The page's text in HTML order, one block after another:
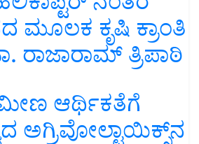
ಕೃಷಿ ಕ್ರಾಂತಿ
ರಾಜಾರಾಮ್ ತ್ರಿಪಾಠಿ
ಆರ್ಥಿಕತೆಗೆ
ಅಗ್ರಿವೋಲ್ಟಾಯಿಕ್ಸ್‌ನ